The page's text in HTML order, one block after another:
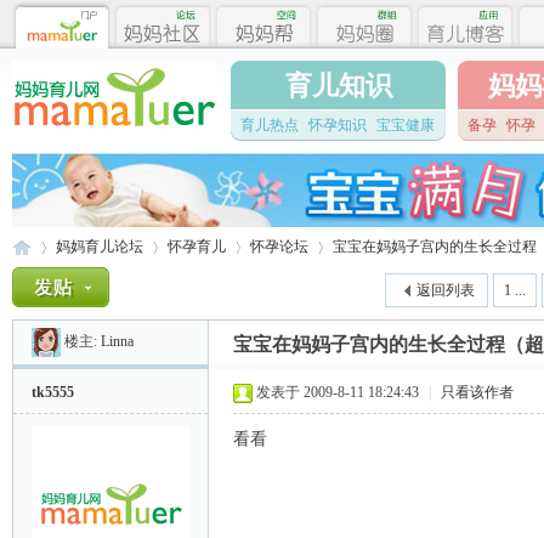
育儿知识
育儿热点 怀孕知识 宝宝健康
妈
备孕 怀孕
»
妈妈育儿论坛 怀孕育儿 怀孕论坛
›
宝宝在妈妈子宫内的生长全过程
1 ...
返回列表
楼主: Linna 宝宝在妈妈子宫内的生长全过程（
tk5555 发表于 2009-8-11 18:24:43 只看该作者
看看